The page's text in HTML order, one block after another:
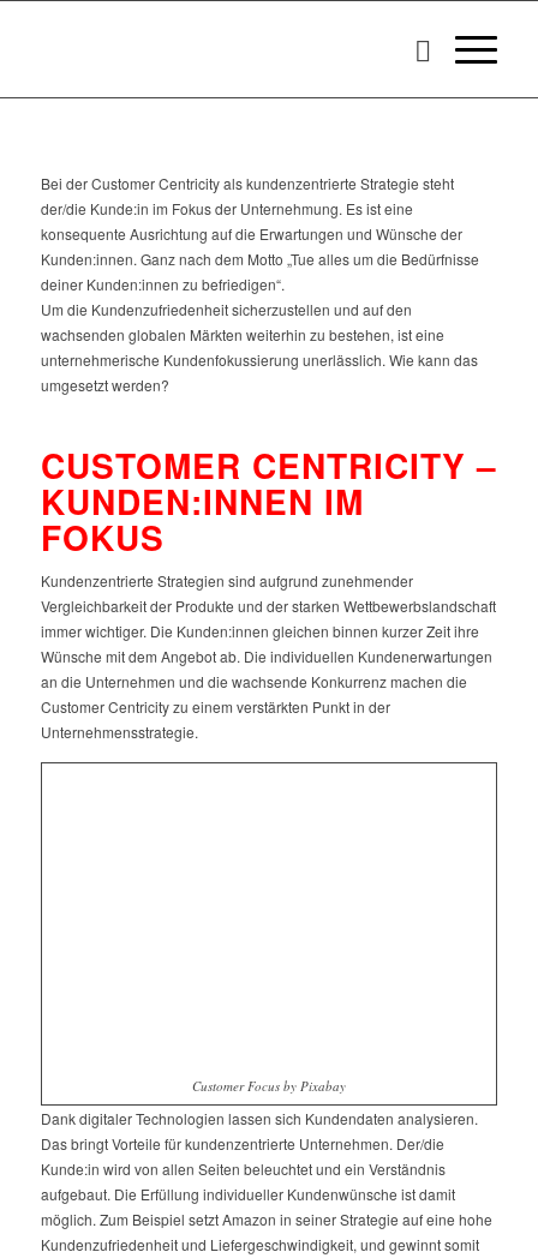
Bei der Customer Centricity als kundenzentrierte Strategie steht
der/die Kunde:in im Fokus der Unternehmung. Es ist eine
konsequente Ausrichtung auf die Erwartungen und Wünsche der
Kunden:innen. Ganz nach dem Motto „Tue alles um die Bedürfnisse
deiner Kunden:innen zu befriedigen“.
Um die Kundenzufriedenheit sicherzustellen und auf den
wachsenden globalen Märkten weiterhin zu bestehen, ist eine
unternehmerische Kundenfokussierung unerlässlich. Wie kann das
umgesetzt werden?
CUSTOMER CENTRICITY –
KUNDEN:INNEN IM
FOKUS
Kundenzentrierte Strategien sind aufgrund zunehmender
Vergleichbarkeit der Produkte und der starken Wettbewerbslandschaft
immer wichtiger. Die Kunden:innen gleichen binnen kurzer Zeit ihre
Wünsche mit dem Angebot ab. Die individuellen Kundenerwartungen
an die Unternehmen und die wachsende Konkurrenz machen die
Customer Centricity zu einem verstärkten Punkt in der
Unternehmensstrategie.
Customer Focus by Pixabay
Dank digitaler Technologien lassen sich Kundendaten analysieren.
Das bringt Vorteile für kundenzentrierte Unternehmen. Der/die
Kunde:in wird von allen Seiten beleuchtet und ein Verständnis
aufgebaut. Die Erfüllung individueller Kundenwünsche ist damit
möglich. Zum Beispiel setzt Amazon in seiner Strategie auf eine hohe
Kundenzufriedenheit und Liefergeschwindigkeit, und gewinnt somit